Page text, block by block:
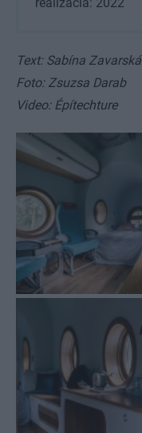
Text: Sabína Zavarská
Foto: Zsuzsa Darab
Video: Építechture